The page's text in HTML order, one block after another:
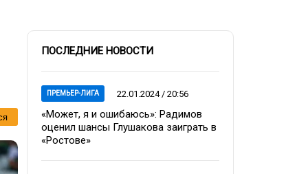
ПОСЛЕДНИЕ НОВОСТИ
ПРЕМЬЕР-ЛИГА 22.01.2024 / 20:56
«Может, я и ошибаюсь»: Радимов
оценил шансы Глушакова заиграть в
«Ростове»